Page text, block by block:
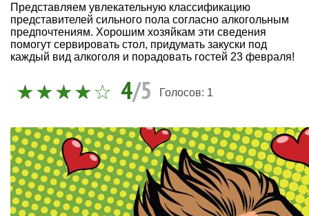
Представляем увлекательную классификацию
представителей сильного пола согласно алкогольным
предпочтениям. Хорошим хозяйкам эти сведения
помогут сервировать стол, придумать закуски под
каждый вид алкоголя и порадовать гостей 23 февраля!
4/5 Голосов: 1